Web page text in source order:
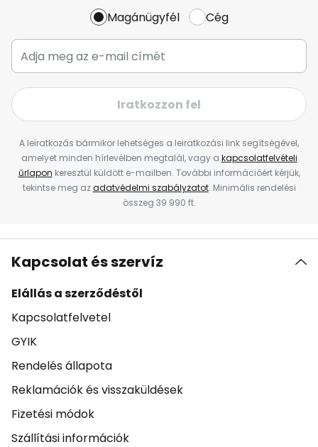
Magánügyfél Cég
Iratkozzon fel
A leiratkozás bármikor lehetséges a leiratkozási link segítségével,
amelyet minden hírlevélben megtalál, vagy a kapcsolatfelvételi
űrlapon keresztül küldött e-mailben. További információért kérjük,
tekintse meg azadatvédelmi szabályzatot. Minimális rendelési
összeg 39 990 ft.
Kapcsolat és szervíz
Elállás a szerződéstől
Kapcsolatfelvetel
GYIK
Rendelés állapota
Reklamációk és visszaküldések
Fizetési módok
Szállítási információk